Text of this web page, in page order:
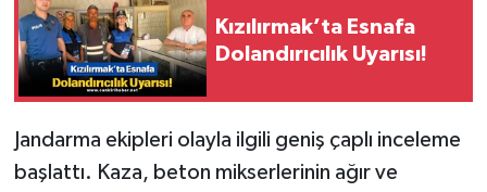
Kızılırmak’ta Esnafa
Dolandırıcılık Uyarısı!
Jandarma ekipleri olayla ilgili geniş çaplı inceleme
başlattı. Kaza, beton mikserlerinin ağır ve